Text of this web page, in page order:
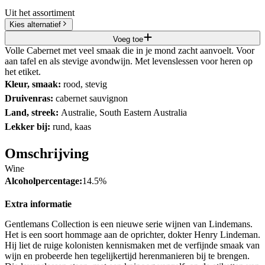
Uit het assortiment
Kies alternatief
Voeg toe
Volle Cabernet met veel smaak die in je mond zacht aanvoelt. Voor
aan tafel en als stevige avondwijn. Met levenslessen voor heren op
het etiket.
Kleur, smaak: rood, stevig
Druivenras: cabernet sauvignon
Land, streek: Australie, South Eastern Australia
Lekker bij: rund, kaas
Omschrijving
Wine
Alcoholpercentage:14.5%
Extra informatie
Gentlemans Collection is een nieuwe serie wijnen van Lindemans.
Het is een soort hommage aan de oprichter, dokter Henry Lindeman.
Hij liet de ruige kolonisten kennismaken met de verfijnde smaak van
wijn en probeerde hen tegelijkertijd herenmanieren bij te brengen.